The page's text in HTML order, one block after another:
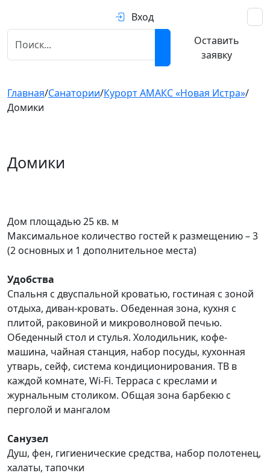
Вход
Оставить
заявку
Главная/Санатории/Курорт АМАКС «Новая Истра»/
Домики
Домики
Дом площадью 25 кв. м
Максимальное количество гостей к размещению – 3
(2 основных и 1 дополнительное места)
Удобства
Спальня с двуспальной кроватью, гостиная с зоной
отдыха, диван-кровать. Обеденная зона, кухня с
плитой, раковиной и микроволновой печью.
Обеденный стол и стулья. Холодильник, кофе-
машина, чайная станция, набор посуды, кухонная
утварь, сейф, система кондиционирования. ТВ в
каждой комнате, Wi-Fi. Терраса с креслами и
журнальным столиком. Общая зона барбекю с
перголой и мангалом
Санузел
Душ, фен, гигиенические средства, набор полотенец,
халаты, тапочки